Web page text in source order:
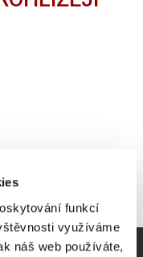
funkcí
využíváme
náš web používáte,